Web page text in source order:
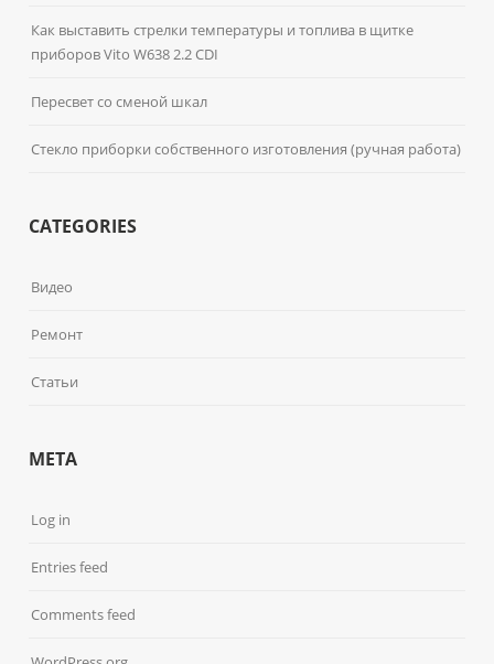
Как выставить стрелки температуры и топлива в щитке
приборов Vito W638 2.2 CDI
Пересвет со сменой шкал
Стекло приборки собственного изготовления (ручная работа)
CATEGORIES
Видео
Ремонт
Статьи
META
Log in
Entries feed
Comments feed